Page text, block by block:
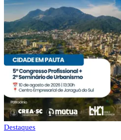
Destaques